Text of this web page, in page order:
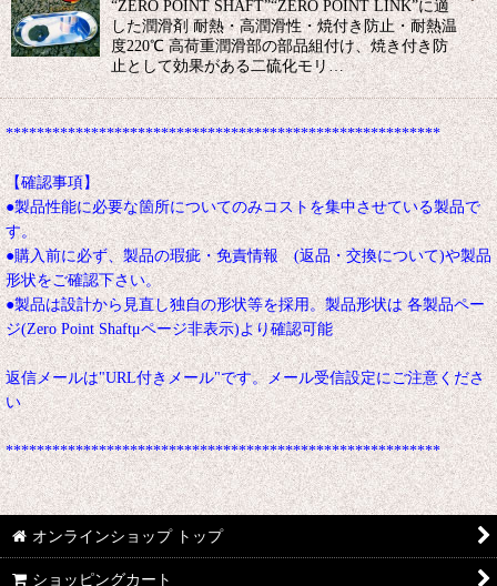
“ZERO POINT SHAFT”“ZERO POINT LINK”に適
した潤滑剤 耐熱・高潤滑性・焼付き防止・耐熱温
度220℃ 高荷重潤滑部の部品組付け、焼き付き防
止として効果がある二硫化モリ…
********************************************************
【確認事項】
●製品性能に必要な箇所についてのみコストを集中させている製品で
す。
●購入前に必ず、製品の瑕疵・免責情報 (返品・交換について)や製品
形状をご確認下さい。
●製品は設計から見直し独自の形状等を採用。製品形状は 各製品ペー
ジ(Zero Point Shaftμページ非表示)より確認可能
返信メールは"URL付きメール"です。メール受信設定にご注意くださ
い
********************************************************
オンラインショップ トップ
ショッピングカート